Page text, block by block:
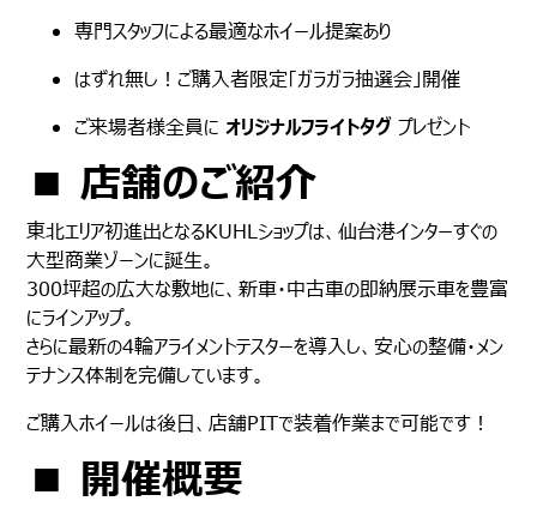
専門スタッフによる最適なホイール提案あり
はずれ無し！ご購入者限定「ガラガラ抽選会」開催
ご来場者様全員にオリジナルフライトタグ プレゼント
■ 店舗のご紹介
東北エリア初進出となるKUHLショップは、仙台港インターすぐの
大型商業ゾーンに誕生。
300坪超の広大な敷地に、新車・中古車の即納展示車を豊富
にラインアップ。
さらに最新の4輪アライメントテスターを導入し、安心の整備・メン
テナンス体制を完備しています。
ご購入ホイールは後日、店舗PITで装着作業まで可能です！
■ 開催概要